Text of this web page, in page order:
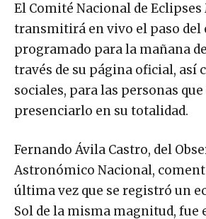
El Comité Nacional de Eclipses
transmitirá en vivo el paso del
programado para la mañana
través de su página oficial, así
sociales, para las personas
presenciarlo en su totalidad.
Fernando Ávila Castro, del
Astronómico Nacional,
última vez que se registró un
Sol de la misma magnitud, fue